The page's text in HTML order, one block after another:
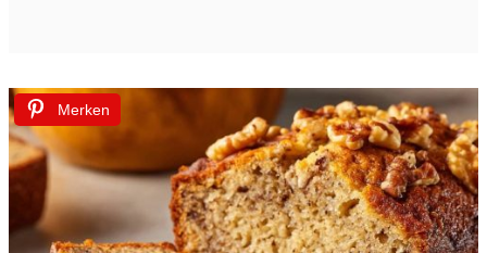
Merken